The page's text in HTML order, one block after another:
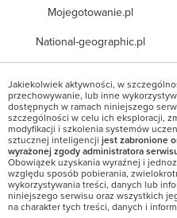
Mojegotowanie.pl
National-geographic.pl
Jakiekolwiek aktywności, w
przechowywanie, lub inne
dostępnych w ramach niniejszego
szczególności w celu ich eksploracji,
modyfikacji i szkolenia systemów
sztucznej inteligencji jest zabronione
wyrażonej zgody administratora
Obowiązek uzyskania wyraźnej i
względu sposób pobierania,
wykorzystywania treści, danych lub
niniejszego serwisu oraz wszystkich
na charakter tych treści, danych i